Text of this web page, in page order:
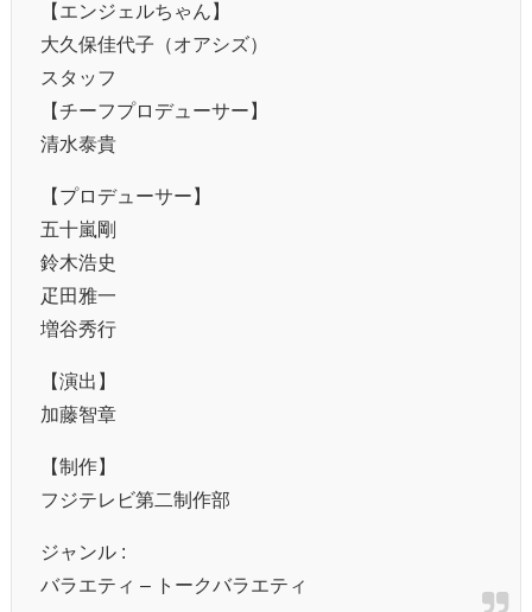
【エンジェルちゃん】
大久保佳代子（オアシズ）
スタッフ
【チーフプロデューサー】
清水泰貴
【プロデューサー】
五十嵐剛
鈴木浩史
疋田雅一
増谷秀行
【演出】
加藤智章
【制作】
フジテレビ第二制作部
ジャンル :
バラエティ – トークバラエティ